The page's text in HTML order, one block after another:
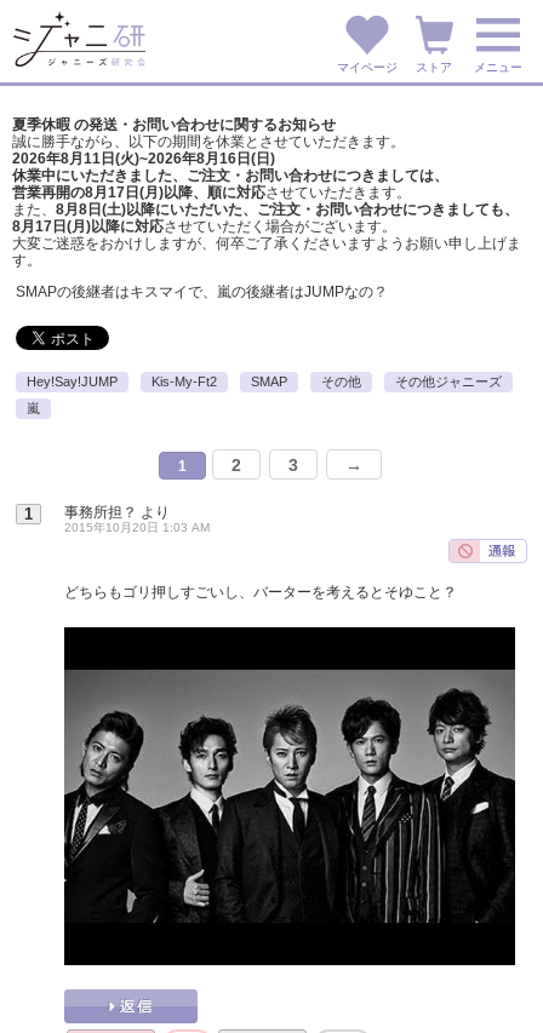
マイページ ストア メニュー
夏季休暇 の発送・お問い合わせに関するお知らせ
誠に勝手ながら、以下の期間を休業とさせていただきます。
2026年8月11日(火)~2026年8月16日(日)
休業中にいただきました、ご注文・お問い合わせにつきましては、
営業再開の8月17日(月)以降、順に対応させていただきます。
また、 8月8日(土)以降にいただいた、ご注文・ お問い合わせにつきましても、
8月17日(月)以降に対応させていただく場合がございます。
大変ご迷惑をおかけしますが、 何卒ご了承くださいますようお願い申し上げま
す。
SMAPの後継者はキスマイで、嵐の後継者はJUMPなの？
Hey!Say!JUMP Kis-My-Ft2 SMAP その他
その他ジャニーズ
嵐
1 2 3 →
1 事務所担？ より
2015年10月20日 1:03 AM
どちらもゴリ押しすごいし、バーターを考えるとそゆこと？